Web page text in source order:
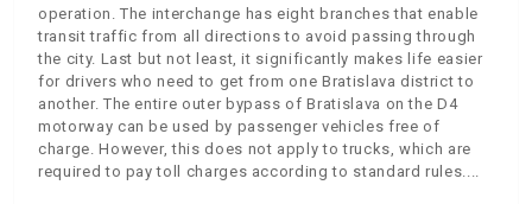
operation. The interchange has eight branches that enable
transit traffic from all directions to avoid passing through
the city. Last but not least, it significantly makes life easier
for drivers who need to get from one Bratislava district to
another. The entire outer bypass of Bratislava on the D4
motorway can be used by passenger vehicles free of
charge. However, this does not apply to trucks, which are
required to pay toll charges according to standard rules.